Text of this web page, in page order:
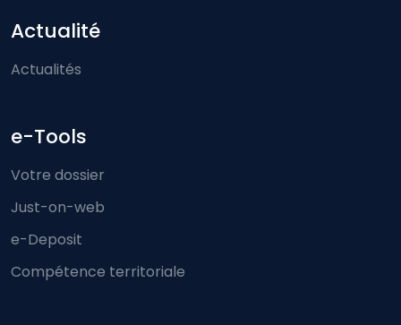
Actualité
Actualités
e-Tools
Votre dossier
Just-on-web
e-Deposit
Compétence territoriale